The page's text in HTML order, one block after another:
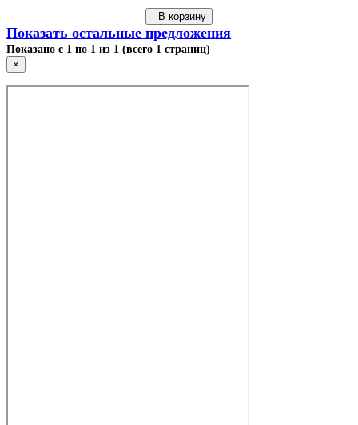
В корзину
Показать остальные предложения
Показано с 1 по 1 из 1 (всего 1 страниц)
×